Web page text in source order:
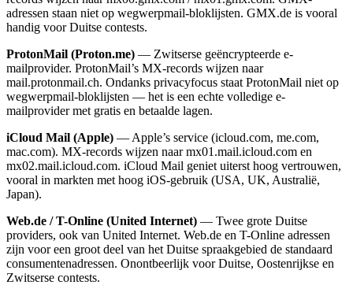
adressen staan niet op wegwerpmail-bloklijsten. GMX.de is vooral
handig voor Duitse contests.
ProtonMail (Proton.me) — Zwitserse geëncrypteerde e-
mailprovider. ProtonMail’s MX-records wijzen naar
mail.protonmail.ch. Ondanks privacyfocus staat ProtonMail niet op
wegwerpmail-bloklijsten — het is een echte volledige e-
mailprovider met gratis en betaalde lagen.
iCloud Mail (Apple) — Apple’s service (icloud.com, me.com,
mac.com). MX-records wijzen naar mx01.mail.icloud.com en
mx02.mail.icloud.com. iCloud Mail geniet uiterst hoog vertrouwen,
vooral in markten met hoog iOS-gebruik (USA, UK, Australië,
Japan).
Web.de / T-Online (United Internet) — Twee grote Duitse
providers, ook van United Internet. Web.de en T-Online adressen
zijn voor een groot deel van het Duitse spraakgebied de standaard
consumentenadressen. Onontbeerlijk voor Duitse, Oostenrijkse en
Zwitserse contests.